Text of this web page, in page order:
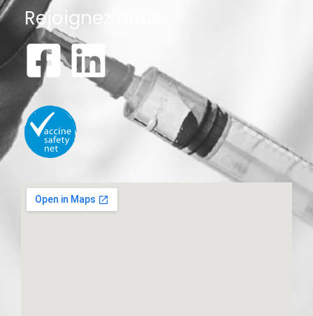
Rejoignez nous